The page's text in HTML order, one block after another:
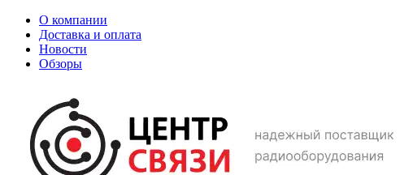
О компании
Доставка и оплата
Новости
Обзоры